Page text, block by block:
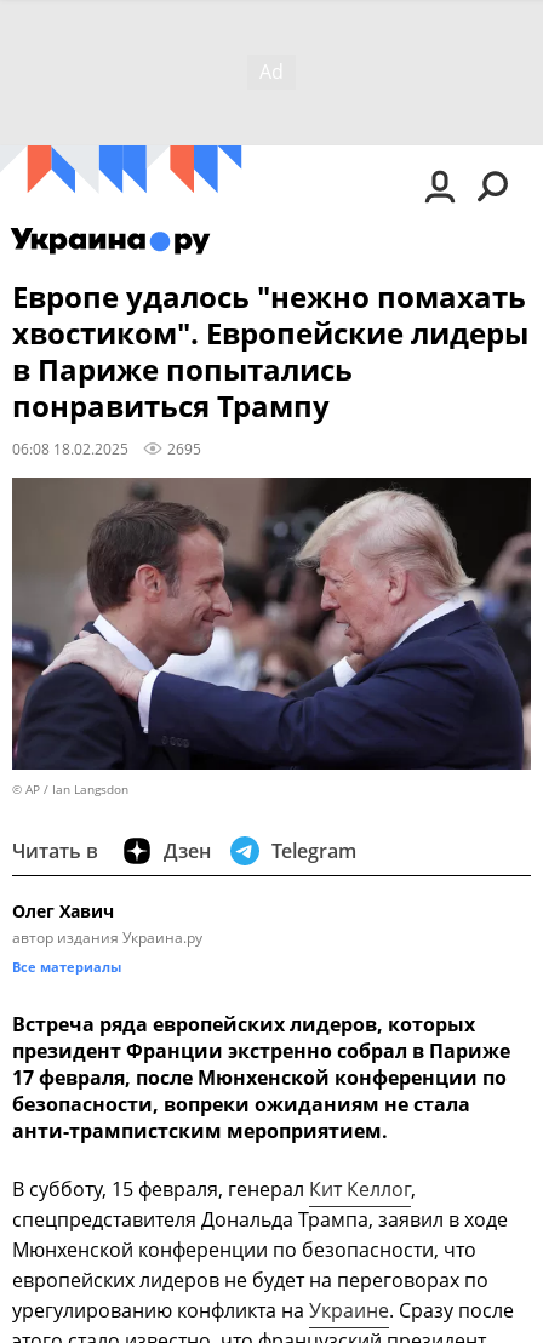
Европе удалось "нежно помахать
хвостиком". Европейские лидеры
в Париже попытались
понравиться Трампу
06:08 18.02.2025 2695
© AP / Ian Langsdon
Читать в Дзен Telegram
Олег Хавич
автор издания Украина.ру
Все материалы
Встреча ряда европейских лидеров, которых
президент Франции экстренно собрал в Париже
17 февраля, после Мюнхенской конференции по
безопасности, вопреки ожиданиям не стала
анти-трампистским мероприятием.
В субботу, 15 февраля, генерал Кит Келлог,
спецпредставителя Дональда Трампа, заявил в ходе
Мюнхенской конференции по безопасности, что
европейских лидеров не будет на переговорах по
урегулированию конфликта на Украине. Сразу после